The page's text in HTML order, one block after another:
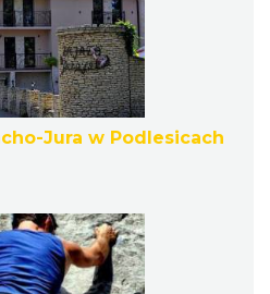
Jura w Podlesicach